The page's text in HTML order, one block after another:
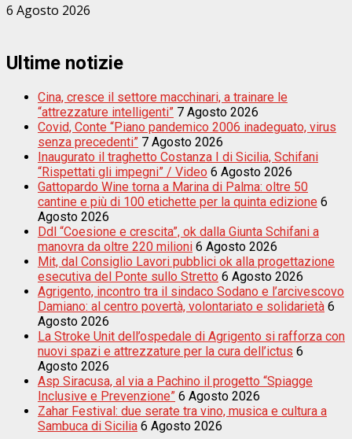
6 Agosto 2026
Ultime notizie
Cina, cresce il settore macchinari, a trainare le
“attrezzature intelligenti” 7 Agosto 2026
Covid, Conte “Piano pandemico 2006 inadeguato, virus
senza precedenti” 7 Agosto 2026
Inaugurato il traghetto Costanza I di Sicilia, Schifani
“Rispettati gli impegni” / Video 6 Agosto 2026
Gattopardo Wine torna a Marina di Palma: oltre 50
cantine e più di 100 etichette per la quinta edizione 6
Agosto 2026
Ddl “Coesione e crescita”, ok dalla Giunta Schifani a
manovra da oltre 220 milioni 6 Agosto 2026
Mit, dal Consiglio Lavori pubblici ok alla progettazione
esecutiva del Ponte sullo Stretto 6 Agosto 2026
Agrigento, incontro tra il sindaco Sodano e l’arcivescovo
Damiano: al centro povertà, volontariato e solidarietà 6
Agosto 2026
La Stroke Unit dell’ospedale di Agrigento si rafforza con
nuovi spazi e attrezzature per la cura dell’ictus 6
Agosto 2026
Asp Siracusa, al via a Pachino il progetto “Spiagge
Inclusive e Prevenzione” 6 Agosto 2026
Zahar Festival: due serate tra vino, musica e cultura a
Sambuca di Sicilia 6 Agosto 2026